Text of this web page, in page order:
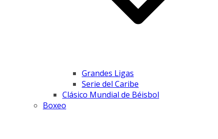
Grandes Ligas
Serie del Caribe
Clásico Mundial de Béisbol
Boxeo